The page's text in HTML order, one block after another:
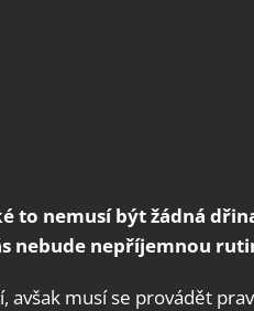
to nemusí být žádná
nebude nepříjemnou
musí se provádět